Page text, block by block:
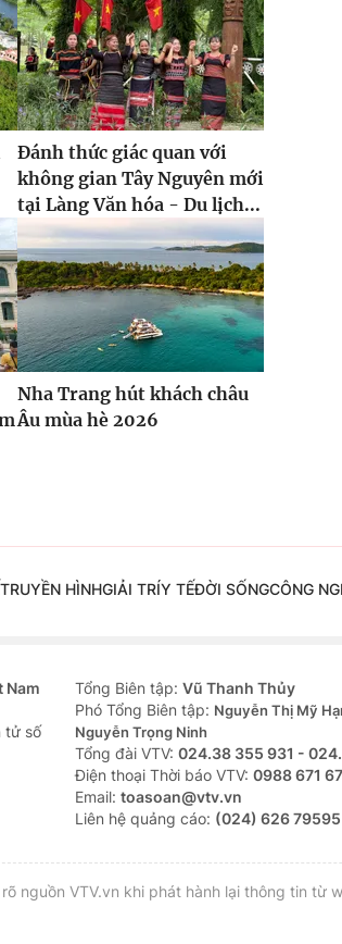
Đánh thức giác quan với
không gian Tây Nguyên mới
tại Làng Văn hóa - Du lịch...
Nha Trang hút khách châu
Âu mùa hè 2026
TRUYỀN HÌNHGIẢI TRÍY TẾĐỜI SỐNGCÔNG
Nam
tử số
Tổng Biên tập: Vũ Thanh Thủy
Phó Tổng Biên tập: Nguyễn Thị Mỹ
Nguyễn Trọng Ninh
Tổng đài VTV: 024.38 355 931 -
Ðiện thoại Thời báo VTV: 0988 671
Email: toasoan@vtv.vn
Liên hệ quảng cáo: (024) 626 79595
nguồn VTV.vn khi phát hành lại thông tin từ